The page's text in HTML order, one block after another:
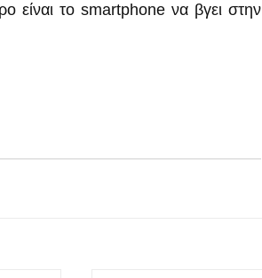
είναι το smartphone να βγει στην